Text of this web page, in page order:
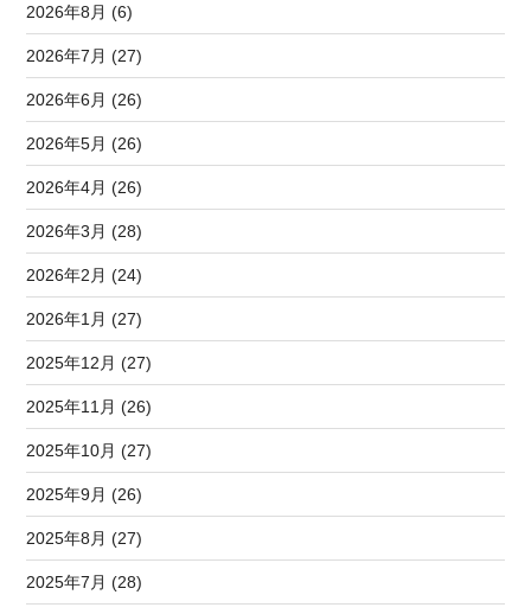
2026年8月 (6)
2026年7月 (27)
2026年6月 (26)
2026年5月 (26)
2026年4月 (26)
2026年3月 (28)
2026年2月 (24)
2026年1月 (27)
2025年12月 (27)
2025年11月 (26)
2025年10月 (27)
2025年9月 (26)
2025年8月 (27)
2025年7月 (28)